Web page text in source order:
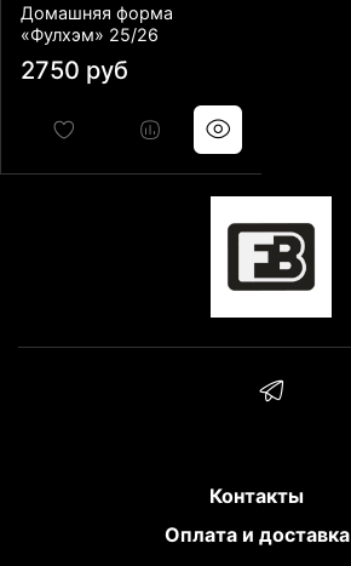
Домашняя форма
«Фулхэм» 25/26
2750 руб
Контакты
Оплата и доставка